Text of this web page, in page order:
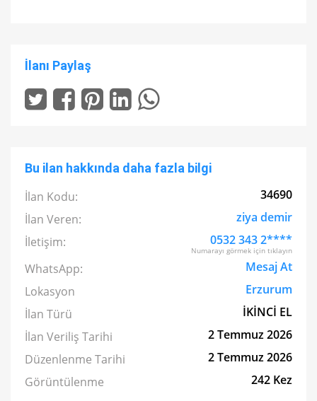
İlanı Paylaş
Bu ilan hakkında daha fazla bilgi
İlan Kodu:
34690
İlan Veren:
ziya demir
İletişim:
0532 343 2****
Numarayı görmek için tıklayın
WhatsApp:
Mesaj At
Lokasyon
Erzurum
İlan Türü
İKİNCİ EL
İlan Veriliş Tarihi
2 Temmuz 2026
Düzenlenme Tarihi
2 Temmuz 2026
Görüntülenme
242 Kez